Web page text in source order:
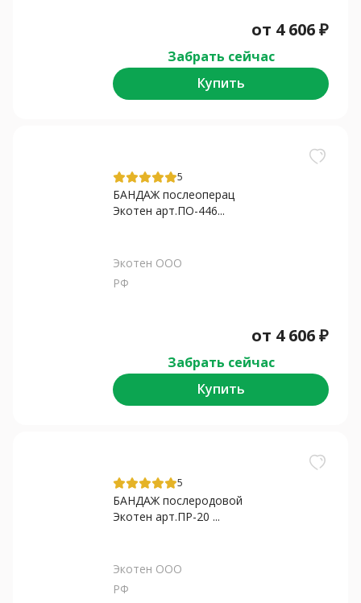
от 4 606₽
Забрать сейчас
Купить
5
БАНДАЖ послеоперац
Экотен арт.ПО-446...
Экотен ООО
РФ
от 4 606₽
Забрать сейчас
Купить
5
БАНДАЖ послеродовой
Экотен арт.ПР-20 ...
Экотен ООО
РФ